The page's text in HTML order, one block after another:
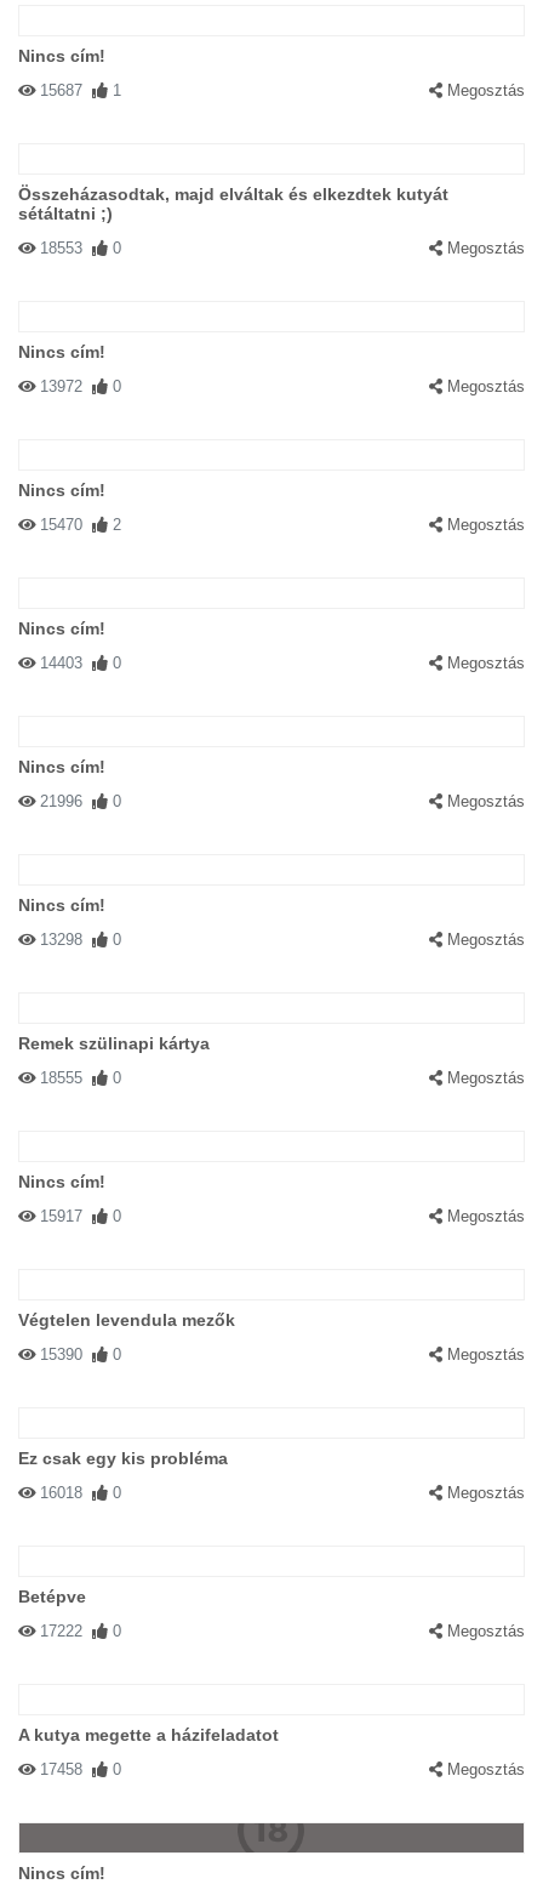
Nincs cím!
15687 1 Megosztás
Összeházasodtak, majd elváltak és elkezdtek kutyát
sétáltatni ;)
18553 0 Megosztás
Nincs cím!
13972 0 Megosztás
Nincs cím!
15470 2 Megosztás
Nincs cím!
14403 0 Megosztás
Nincs cím!
21996 0 Megosztás
Nincs cím!
13298 0 Megosztás
Remek szülinapi kártya
18555 0 Megosztás
Nincs cím!
15917 0 Megosztás
Végtelen levendula mezők
15390 0 Megosztás
Ez csak egy kis probléma
16018 0 Megosztás
Betépve
17222 0 Megosztás
A kutya megette a házifeladatot
17458 0 Megosztás
Nincs cím!